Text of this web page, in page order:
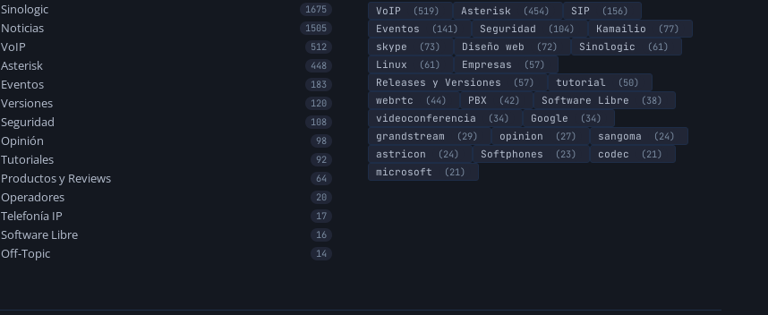
Sinologic 1675
Noticias 1505
VoIP 512
Asterisk 448
Eventos 183
Versiones 120
Seguridad 108
Opinión 98
Tutoriales 92
Productos y Reviews 64
Operadores 20
Telefonía IP 17
Software Libre 16
Off-Topic 14
VoIP (519) Asterisk (454) SIP
(156)
Eventos
(141) Seguridad (104) Kamailio
(77)
skype
(73) Diseño web (72) Sinologic
(61)
Linux
(61) Empresas
(57)
Releases y Versiones
(57) tutorial
(50)
webrtc
(44) PBX (42) Software Libre
(38)
videoconferencia
(34) Google
(34)
grandstream
(29) opinion (27) sangoma
(24)
astricon
(24) Softphones (23) codec
(21)
microsoft
(21)